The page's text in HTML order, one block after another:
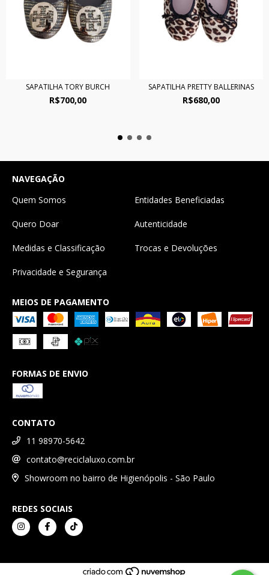
SAPATILHA TORY BURCH
R$700,00
SAPATILHA PRETTY BALLERINAS
R$680,00
NAVEGAÇÃO
Quem Somos
Entidades Beneficiadas
Quero Doar Autenticidade
Medidas e Classificação Trocas e Devoluções
Privacidade e Segurança
MEIOS DE PAGAMENTO
FORMAS DE ENVIO
CONTATO
11 98970-5642
contato@reciclaluxo.com.br
Showroom no bairro de Higienópolis - São Paulo
REDES SOCIAIS